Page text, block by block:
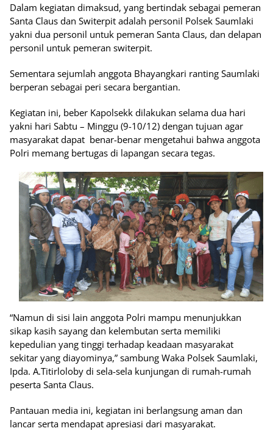
Dalam kegiatan dimaksud, yang bertindak sebagai pemeran
Santa Claus dan Switerpit adalah personil Polsek Saumlaki
yakni dua personil untuk pemeran Santa Claus, dan delapan
personil untuk pemeran switerpit.
Sementara sejumlah anggota Bhayangkari ranting Saumlaki
berperan sebagai peri secara bergantian.
Kegiatan ini, beber Kapolsekk dilakukan selama dua hari
yakni hari Sabtu – Minggu (9-10/12) dengan tujuan agar
masyarakat dapat benar-benar mengetahui bahwa anggota
Polri memang bertugas di lapangan secara tegas.
“Namun di sisi lain anggota Polri mampu menunjukkan
sikap kasih sayang dan kelembutan serta memiliki
kepedulian yang tinggi terhadap keadaan masyarakat
sekitar yang diayominya,” sambung Waka Polsek Saumlaki,
Ipda. A.Titirloloby di sela-sela kunjungan di rumah-rumah
peserta Santa Claus.
Pantauan media ini, kegiatan ini berlangsung aman dan
lancar serta mendapat apresiasi dari masyarakat.